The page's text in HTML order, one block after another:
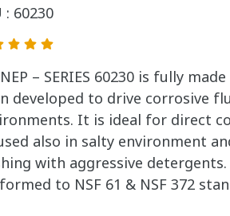
: 60230
– SERIES 60230 is fully
developed to drive corrosive
It is ideal for direct
also in salty environment
with aggressive
to NSF 61 & NSF 372